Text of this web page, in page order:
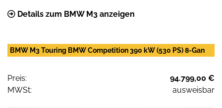
Details zum BMW M3 anzeigen
BMW M3 Touring BMW Competition 390 kW (530 PS) 8-Gan
Preis:
94.799,00 €
MWSt:
ausweisbar